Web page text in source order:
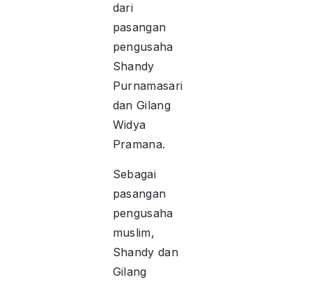
dari
pasangan
pengusaha
Shandy
Purnamasari
dan Gilang
Widya
Pramana.
Sebagai
pasangan
pengusaha
muslim,
Shandy dan
Gilang